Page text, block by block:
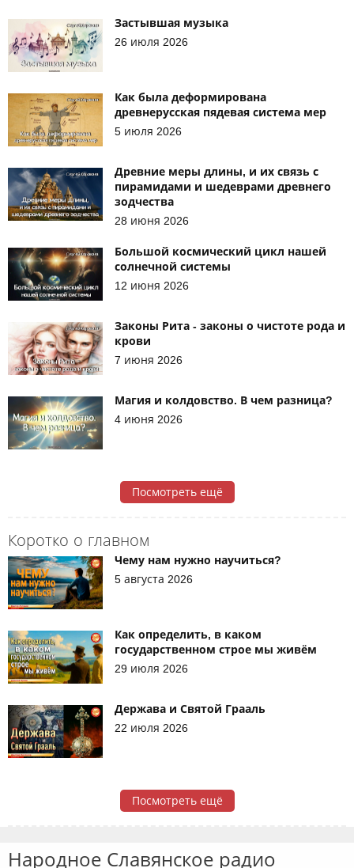
Коротко о главном
Чему нам нужно научиться?
5 августа 2026
Как определить, в каком
государственном строе мы живём
29 июля 2026
Держава и Святой Грааль
22 июля 2026
Посмотреть ещё
Застывшая музыка
26 июля 2026
Как была деформирована
древнерусская пядевая система мер
5 июля 2026
Древние меры длины, и их связь с
пирамидами и шедеврами древнего
зодчества
28 июня 2026
Большой космический цикл нашей
солнечной системы
12 июня 2026
Законы Рита - законы о чистоте рода и
крови
7 июня 2026
Магия и колдовство. В чем разница?
4 июня 2026
Посмотреть ещё
Народное Славянское радио